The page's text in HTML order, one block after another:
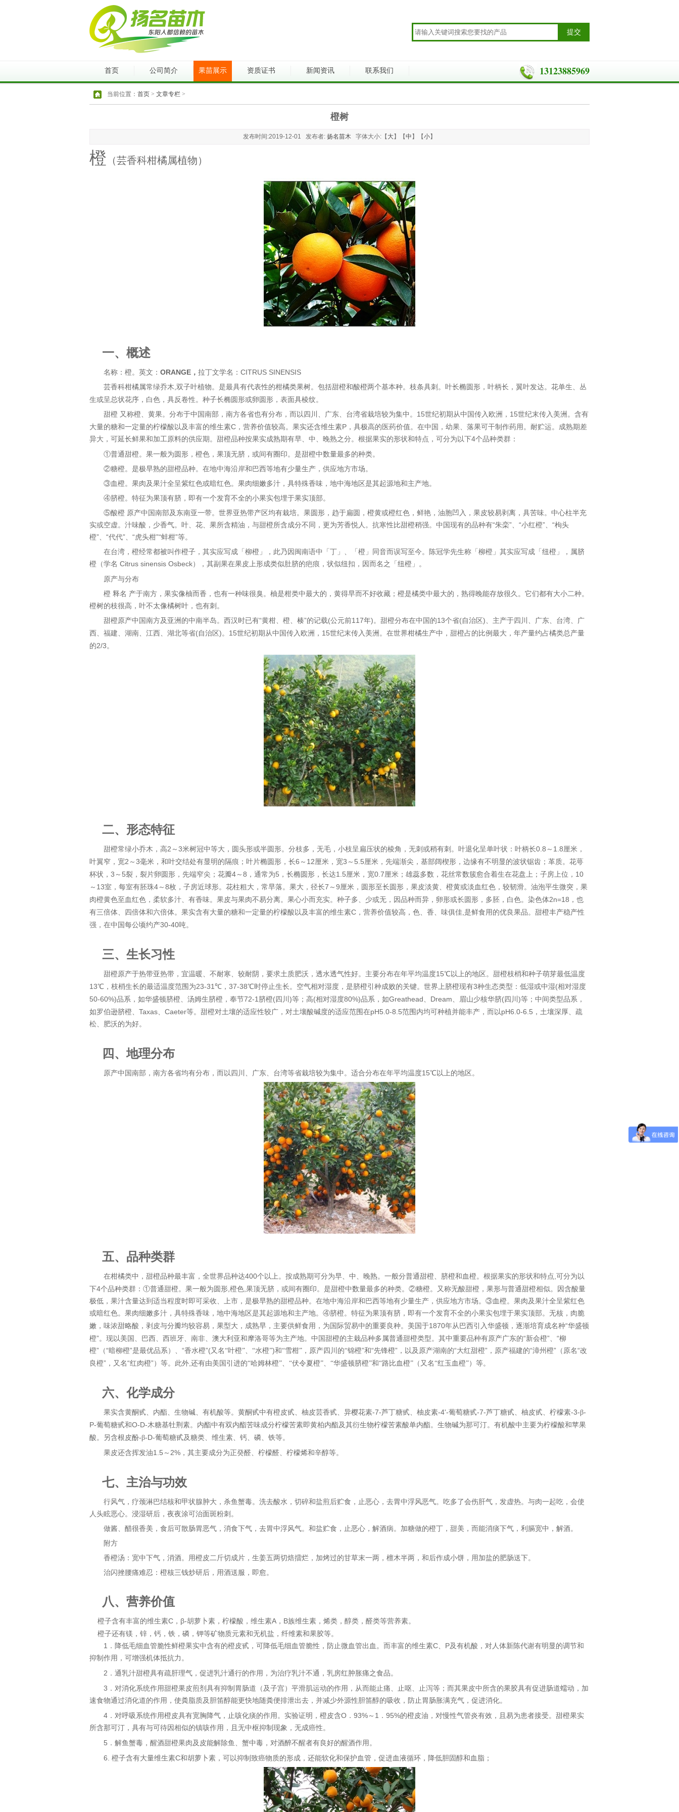
13123885969
首页 公司简介 果苗展示 资质证书 新闻资讯 联系我们
当前位置： 首页 > 文章专栏 >
橙树
发布时间:2019-12-01 发布者: 扬名苗木 字体大小:【 大】【中 】【小】
橙 （芸香科柑橘属植物）
一、 概述
名称： 橙。英文： ORANGE ， 拉丁文学名： CITRUS SINENSIS
芸香科柑橘属常绿乔木 双子叶植物。是最具有代表性的柑橘类果树。包括甜橙和酸橙两个基本种。枝条具刺。叶长椭圆形，叶柄长，翼叶发达。花单生、丛
生或呈总状花序， 白色 ，具反卷性。种子长椭圆形或卵圆形，表面具棱纹。
甜橙 又称橙、 黄果。分布于中国南部，南方各省也有分布，而以四川 广东 台湾省栽培较为集中。 15世纪初期从中国传入 欧洲 ， 15世纪末传入 美洲 。含有
大量的糖和一定量的柠檬酸以及丰富的维生素C ，营养价值较高。果实还含维生素P ，具极高的医药价值。在中国，幼果、落果可干制作药用。耐贮运。成熟期差
异大，可延长鲜果和加工原料的供应期。甜橙品种按果实成熟期有早、中、晚熟之分。根据果实的形状和特点，可分为以下4个品种类群：
①普通甜橙。果一般为圆形，橙色，果顶无脐，或间有圈印。是甜橙中数量最多的种类。
②糖橙。是极早熟的甜橙品种。在地中海沿岸和巴西等地有少量生产，供应地方市场。
③血橙。果肉及果汁全呈紫红色或暗红色。果肉细嫩多汁，具特殊香味，地中海地区是其起源地和主产地。
④脐橙。特征为果顶有脐，即有一个发育不全的小果实包埋于果实顶部。
⑤酸橙 原产中国南部及东南亚一带。 世界亚热带产区均有栽培。果圆形，趋于扁圆，橙黄或橙红色，鲜艳，油胞凹入， 果皮较易剥离，具苦味。中心柱半充
实或空虚。汁味酸，少香气。叶、花、果所含精油 ，与甜橙所含成分不同，更为芳香悦人。抗寒性比甜橙稍强。中国现有的品种有“朱栾”、“小红橙”、“枸头
橙”、“代代”、“虎头柑”“蚌柑”等。
在台湾 ，橙经常都被叫作橙子，其实应写成「 柳橙 」，此乃因闽南语中「丁」、「橙」同音而误写至今。 陈冠学先生称「柳橙」其实应写成「纽橙」，属脐
橙（学名 Citrus sinensis Osbeck），其副果在果皮上形成类似肚脐的疤痕，状似纽扣，因而名之「纽橙」。
原产与分布
橙 释名 产于南方，果实像柚而香，也有一种味很臭。柚是柑类中最大的，黄得早而不好收藏；橙是橘类中最大的，熟得晚能存放很久。它们都有大小二种。
橙树的枝很高，叶不太像橘树叶，也有刺。
甜橙原产中国南方及亚洲的中南半岛。西汉时已有“黄柑、橙、楱”的记载(公元前117年)。甜橙分布在中国的13个省(自治区)、主产于四川 广东 台湾
广
西
福建 湖南 江西 湖北等省(自治区)。 15世纪初期从中国传入 欧洲 ， 15世纪末传入 美洲 。在世界柑橘生产中，甜橙占的比例最大，年产量约占橘类总产量
的2/3。
二、 形态特征
甜橙常绿小乔木，高2 ～ 3米树冠中等大，圆头形或半圆形。分枝多，无毛，小枝呈扁压状的棱角，无刺或稍有刺。叶退化呈单叶状：叶柄长0.8 ～ 1.8厘米，
叶翼窄，宽2 ～ 3毫米，和叶交结处有显明的隔痕；叶片椭圆形，长6 ～ 12厘米，宽3 ～ 5.5厘米，先端渐尖，基部阔楔形，边缘有不明显的波状锯齿；革质。花萼
杯状， 3 ～ 5裂，裂片卵圆形，先端窄尖；花瓣4 ～ 8 ，通常为5 ，长椭圆形，长达1.5厘米，宽0.7厘米；雄蕊多数，花丝常数簇愈合着生在花盘上；子房上位， 10
～ 13室，每室有胚珠4 ～ 8枚，子房近球形。花柱粗大，常早落。果大，径长7 ～ 9厘米，圆形至长圆形，果皮淡黄、橙黄或淡血红色，较韧滑。油泡平生微突，果
肉橙黄色至血红色，柔软多汁、有香味。果皮与果肉不易分离。果心小而充实。种子多、少或无，因品种而异，卵形或长圆形，多胚，白色。 染色体2n=18 ，也
有三倍体、四倍体和六倍体。果实含有大量的糖和一定量的柠檬酸以及丰富的维生素C ，营养价值较高，色、香、味俱佳 是鲜食用的优良果品。甜橙丰产稳产性
强，在中国每公顷约产30-40吨。
三、 生长习性
甜橙原产于热带亚热带 ，宜温暖、不耐寒、较耐阴，要求土质肥沃，透水透气性好。主要分布在年平均温度15℃以上的地区。甜橙枝梢和种子萌芽最低温度
13℃，枝梢生长的最适温度范围为23-31 ℃， 37-38℃时停止生长。空气相对湿度，是脐橙引种成败的关键。世界上脐橙现有3种生态类型：低湿或中湿(相对湿度
50-60%)品系，如华盛顿脐橙、 汤姆生脐橙，奉节72-1 脐橙(四川 )等；高(相对湿度80%)品系，如Greathead、 Dream、 眉山少核华脐(四川 )等；中间类型品系，
如罗伯逊脐橙、 Taxas、 Caeter等。甜橙对土壤的适应性较广，对土壤酸碱度的适应范围在pH5.0-8.5范围内均可种植并能丰产，而以pH6.0-6.5 ，土壤深厚、疏
松、肥沃的为好。
四、地理分布
原产中国南部，南方各省均有分布，而以四川 广东 台湾等省栽培较为集中。适合分布在年平均温度15℃以上的地区。
五、 品种类群
在柑橘类中，甜橙品种最丰富，全世界品种达400个以上。按成熟期可分为早、中、晚熟。一般分普通甜橙 脐橙和血橙。根据果实的形状和特点 可分为以
下4个品种类群：①普通甜橙。果一般为圆形 橙色 果顶无脐，或间有圈印。是甜橙中数量最多的种类。②糖橙。又称无酸甜橙，果形与普通甜橙相似。因含酸量
极低，果汁含量达到适当程度时即可采收、上市，是极早熟的甜橙品种。在地中海沿岸和巴西等地有少量生产，供应地方市场。③血橙。果肉及果汁全呈紫红色
或暗红色。果肉细嫩多汁，具特殊香味，地中海地区是其起源地和主产地。④脐橙。特征为果顶有脐，即有一个发育不全的小果实包埋于果实顶部。无核，肉脆
嫩，味浓甜略酸，剥皮与分瓣均较容易，果型大，成熟早，主要供鲜食用，为国际贸易中的重要良种。美国于1870年从巴西引入华盛顿 ，逐渐培育成名种“华盛顿
橙”。现以美国 巴西 西班牙 南非 澳大利亚和摩洛哥等为主产地。中国甜橙的主栽品种多属普通甜橙类型。其中重要品种有原产广东的“新会橙”、“柳
橙”（“暗柳橙”是最优品系）、“香水橙”(又名“叶橙”、“水橙”)和“雪柑”，原产四川的“锦橙”和“先锋橙”，以及原产湖南的“大红甜橙”，原产福建的“漳州橙”（原名“改
良橙”，又名“红肉橙”）等。此外 还有由美国引进的“哈姆林橙”、“伏令夏橙”、“华盛顿脐橙”和“路比血橙”（又名“红玉血橙”）等。
六、 化学成分
果实含黄酮甙、内酯、 生物碱 、有机酸等。黄酮甙中有橙皮甙、柚皮芸香甙、异樱花素-7-芦丁糖甙、柚皮素-4'-葡萄糖甙-7-芦丁糖甙、柚皮甙、柠檬素-3-β-
P-葡萄糖甙和O-D-木糖基牡荆素。内酯中有双内酯苦味成分柠檬苦素即黄柏内酯及其衍生物柠檬苦素酸单内酯。生物碱为那可汀。有机酸中主要为柠檬酸和苹果
酸。另含根皮酚-β-D-葡萄糖甙及糖类、维生素、 钙 磷 铁等。
果皮还含挥发油1.5 ～ 2% ，其主要成分为正癸醛、 柠檬醛 柠檬烯和辛醇等。
七、 主治与功效
行风气，疗颈淋巴结核和甲状腺肿大，杀鱼蟹毒。洗去酸水，切碎和盐煎后贮食，止恶心，去胃中浮风恶气。吃多了会伤肝气，发虚热。与肉一起吃，会使
人头眩恶心。浸湿研后，夜夜涂可治面斑粉刺。
做酱、醋很香美，食后可散肠胃恶气，消食下气，去胃中浮风气。和盐贮食，止恶心，解酒病。加糖做的橙丁，甜美，而能消痰下气，利膈宽中，解酒。
附方
香橙汤：宽中下气，消酒。用橙皮二斤切成片，生姜五两切焙擂烂，加烤过的甘草末一两，檀木半两，和后作成小饼，用加盐的肥肠送下。
治闪挫腰痛难忍：橙核三钱炒研后，用酒送服，即愈。
八、 营养价值
橙子含有丰富的维生素C ，β-胡萝卜素，柠檬酸， 维生素A ， B族维生素，烯类，醇类，醛类等营养素。
橙子还有镁，锌，钙，铁，磷，钾等矿物质元素和无机盐 ， 纤维素和果胶等。
1 ．降低毛细血管脆性鲜橙果实中含有的橙皮甙，可降低毛细血管脆性，防止微血管出血。而丰富的维生素C P及有机酸，对人体新陈代谢有明显的调节和
抑制作用，可增强机体抵抗力。
2 ．通乳汁甜橙具有疏肝理气，促进乳汁通行的作用，为治疗乳汁不通，乳房红肿胀痛之食品。
3 ．对消化系统作用甜橙果皮煎剂具有抑制胃肠道（及子宫）平滑肌运动的作用，从而能止痛、止呕、止泻等；而其果皮中所含的果胶具有促进肠道蠕动，加
速食物通过消化道的作用，使粪脂质及胆笛醇能更快地随粪便排泄出去，并减少外源性胆笛醇的吸收，防止胃肠胀满充气，促进消化。
4 ．对呼吸系统作用橙皮具有宽胸降气，止咳化痰的作用。实验证明，橙皮含O ． 93% ～ 1 ． 95%的橙皮油，对慢性气管炎有效，且易为患者接受。甜橙果实
所含那可汀，具有与可待因相似的镇咳作用，且无中枢抑制现象，无成癌性。
5 ．解鱼蟹毒，醒酒甜橙果肉及皮能解除鱼 蟹中毒，对酒醉不醒者有良好的醒酒作用。
6. 橙子含有大量维生素C和胡萝卜素 ，可以抑制致癌物质的形成，还能软化和保护血管 ，促进血液循环 ，降低胆固醇和血脂；